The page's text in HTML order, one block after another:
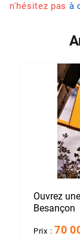
n'hésitez pas à
Ouvrez
Besançon
Prix : 70